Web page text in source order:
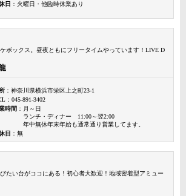
日 ：火曜日・他臨時休業あり
ボックス。昼夜ともにフリータイムやっています！LIVE D
：神奈川県横浜市栄区上之町23-1
：045-891-3402
時間 ：月～日
ランチ・ディナー 11:00～翌2:00
年中無休年末年始も通常通り営業してます。
日 ：無
たい台がココにある！初心者大歓迎！地域密着型アミュー